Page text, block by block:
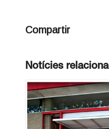
Compartir
Notícies